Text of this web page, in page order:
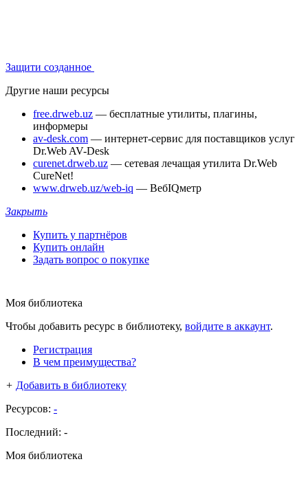
Защити созданное
Другие наши ресурсы
free.drweb.uz — бесплатные утилиты, плагины,
информеры
av-desk.com — интернет-сервис для поставщиков услуг
Dr.Web AV-Desk
curenet.drweb.uz — сетевая лечащая утилита Dr.Web
CureNet!
www.drweb.uz/web-iq — ВебIQметр
Закрыть
Купить у партнёров
Купить онлайн
Задать вопрос о покупке
Моя библиотека
Чтобы добавить ресурс в библиотеку, войдите в аккаунт.
Регистрация
В чем преимущества?
+ Добавить в библиотеку
Ресурсов: -
Последний: -
Моя библиотека